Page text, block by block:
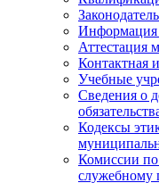
Информация
Аттестация
Контактная
Учебные
Сведения о
Кодексы
Комиссии
служебному